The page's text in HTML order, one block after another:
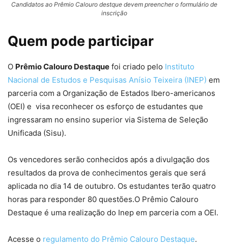
Candidatos ao Prêmio Calouro destque devem preencher o formulário de
inscrição
Quem pode participar
O Prêmio Calouro Destaque foi criado pelo Instituto
Nacional de Estudos e Pesquisas Anísio Teixeira (INEP) em
parceria com a Organização de Estados Ibero-americanos
(OEI) e visa reconhecer os esforço de estudantes que
ingressaram no ensino superior via Sistema de Seleção
Unificada (Sisu).
Os vencedores serão conhecidos após a divulgação dos
resultados da prova de conhecimentos gerais que será
aplicada no dia 14 de outubro. Os estudantes terão quatro
horas para responder 80 questões.O Prêmio Calouro
Destaque é uma realização do Inep em parceria com a OEI.
Acesse o regulamento do Prêmio Calouro Destaque.